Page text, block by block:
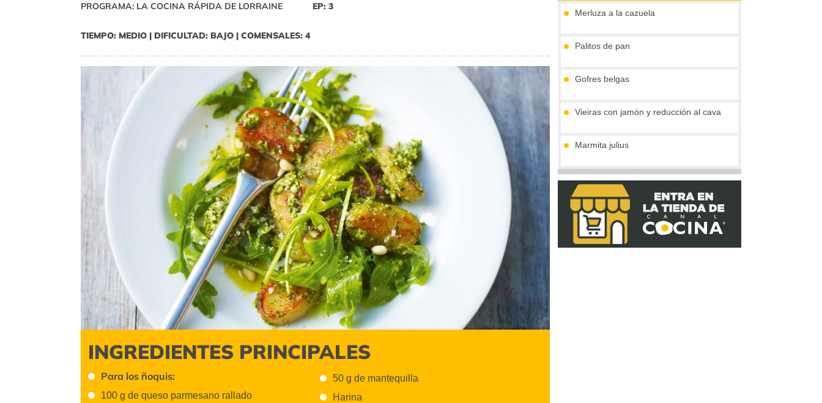
PROGRAMA: LA COCINA RÁPIDA DE LORRAINE EP: 3
TIEMPO: MEDIO | DIFICULTAD: BAJO | COMENSALES: 4
INGREDIENTES PRINCIPALES
Para los ñoquis:
100 g de queso parmesano rallado
50 g de mantequilla
Harina
Merluza a la cazuela
Palitos de pan
Gofres belgas
Vieiras con jamón y reducción al cava
Marmita julius
Pimientos rellenos de ternera en salsa